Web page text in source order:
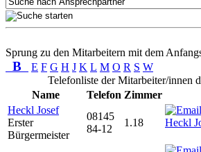
Sprung zu den Mitarbeitern mit dem
B E F G H J K L M O R S W
Telefonliste der Mitarbeiter/innen
Name
Telefon Zimmer
Heckl Josef
Erster
Bürgermeister
08145
84-12
1.18